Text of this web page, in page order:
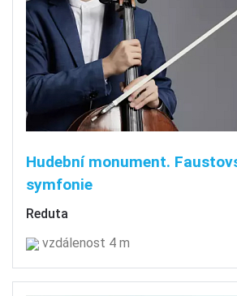
Hudební monument.
symfonie
Reduta
vzdálenost 4 m